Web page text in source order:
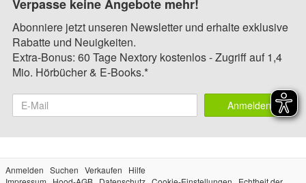
Verpasse keine Angebote mehr!
Abonniere jetzt unseren Newsletter und erhalte exklusive
Rabatte und Neuigkeiten.
Extra-Bonus: 60 Tage Nextory kostenlos - Zugriff auf 1,4
Mio. Hörbücher & E-Books.*
Anmelden
Anmelden Suchen Verkaufen
Hilfe